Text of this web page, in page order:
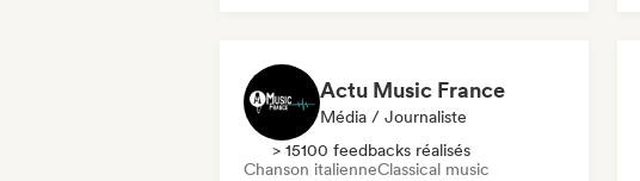
Actu Music France
Média / Journaliste
> 15100 feedbacks réalisés
Chanson italienneClassical music